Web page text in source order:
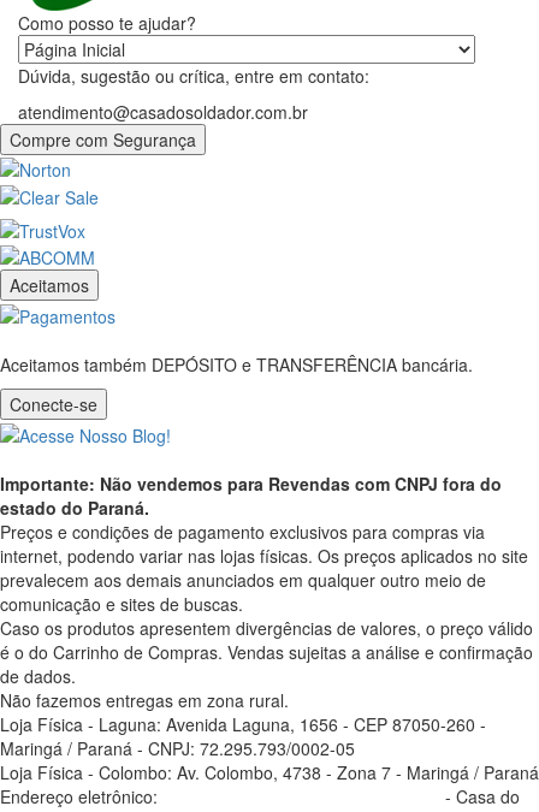
Como posso te ajudar?
Dúvida, sugestão ou crítica, entre em contato:
atendimento@casadosoldador.com.br
Compre com Segurança
Aceitamos
Aceitamos também DEPÓSITO e TRANSFERÊNCIA bancária.
Conecte-se
Importante: Não vendemos para Revendas com CNPJ fora do
estado do Paraná.
Preços e condições de pagamento exclusivos para compras via
internet, podendo variar nas lojas físicas. Os preços aplicados no site
prevalecem aos demais anunciados em qualquer outro meio de
comunicação e sites de buscas.
Caso os produtos apresentem divergências de valores, o preço válido
é o do Carrinho de Compras. Vendas sujeitas a análise e confirmação
de dados.
Não fazemos entregas em zona rural.
Loja Física - Laguna: Avenida Laguna, 1656 - CEP 87050-260 -
Maringá / Paraná - CNPJ: 72.295.793/0002-05
Loja Física - Colombo: Av. Colombo, 4738 - Zona 7 - Maringá / Paraná
Endereço eletrônico:
- Casa do